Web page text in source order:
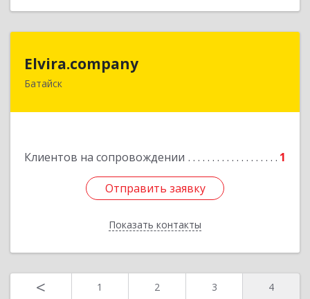
Elvira.company
Батайск
Клиентов на сопровождении 1
Отправить заявку
Показать контакты
Отправить заявку
Назад
< 1 2 3 4